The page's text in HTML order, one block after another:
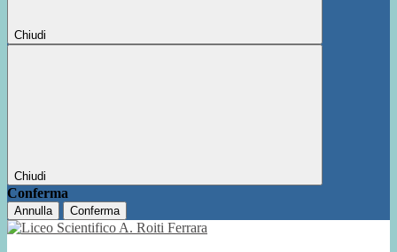
Chiudi
Chiudi
Conferma
Annulla Conferma